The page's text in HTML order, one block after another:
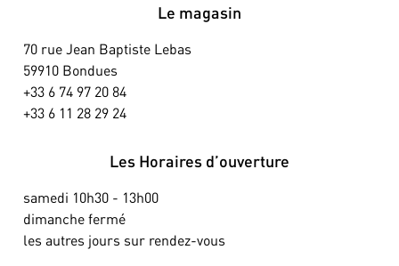
Le magasin
70 rue Jean Baptiste Lebas
59910 Bondues
+33 6 74 97 20 84
+33 6 11 28 29 24
Les Horaires d’ouverture
samedi 10h30 - 13h00
dimanche fermé
les autres jours sur rendez-vous